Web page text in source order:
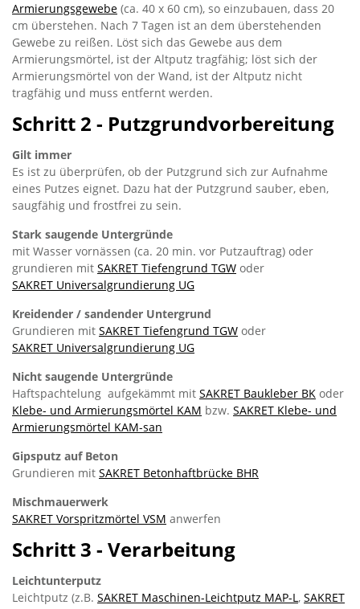
Armierungsgewebe (ca. 40 x 60 cm), so einzubauen, dass 20
cm überstehen. Nach 7 Tagen ist an dem überstehenden
Gewebe zu reißen. Löst sich das Gewebe aus dem
Armierungsmörtel, ist der Altputz tragfähig; löst sich der
Armierungsmörtel von der Wand, ist der Altputz nicht
tragfähig und muss entfernt werden.
Schritt 2 - Putzgrundvorbereitung
Gilt immer
Es ist zu überprüfen, ob der Putzgrund sich zur Aufnahme
eines Putzes eignet. Dazu hat der Putzgrund sauber, eben,
saugfähig und frostfrei zu sein.
Stark saugende Untergründe
mit Wasser vornässen (ca. 20 min. vor Putzauftrag) oder
grundieren mit SAKRET Tiefengrund TGW oder
SAKRET Universalgrundierung UG
Kreidender / sandender Untergrund
Grundieren mit SAKRET Tiefengrund TGW oder
SAKRET Universalgrundierung UG
Nicht saugende Untergründe
Haftspachtelung aufgekämmt mit SAKRET Baukleber BK oder
Klebe- und Armierungsmörtel KAM bzw. SAKRET Klebe- und
Armierungsmörtel KAM-san
Gipsputz auf Beton
Grundieren mit SAKRET Betonhaftbrücke BHR
Mischmauerwerk
SAKRET Vorspritzmörtel VSM anwerfen
Schritt 3 - Verarbeitung
Leichtunterputz
Leichtputz (z.B. SAKRET Maschinen-Leichtputz MAP-L, SAKRET